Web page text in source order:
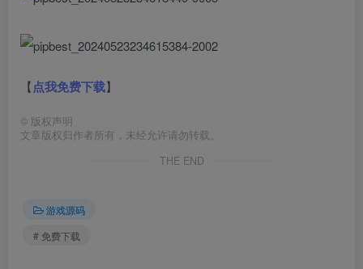
【点我免费下载】
© 版权声明
文章版权归作者所有，未经允许请勿转载。
THE END
游戏源码
# 免费下载